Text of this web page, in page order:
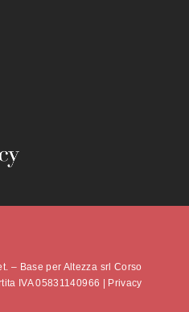
– Base per Altezza srl Corso
IVA 05831140966 |
Privacy